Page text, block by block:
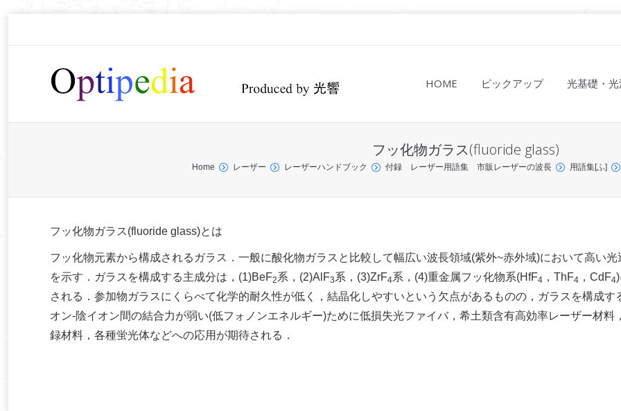
HOME ピックアップ 光基礎・
フッ化物ガラス(fluoride glass)
Home レーザー レーザーハンドブック 付録 レーザー用語集 市販レーザーの波長 用語集[ふ]
フッ化物ガラス(fluoride glass)とは
フッ化物元素から構成されるガラス．一般に酸化物ガラスと比較して幅広い波長領域(紫外~赤外域)において高い光
を示す．ガラスを構成する主成分は，(1)BeF2系，(2)AlF3系，(3)ZrF4系，(4)重金属フッ化物系(HfF4 ，ThF4 ，CdF4
される．参加物ガラスにくらべて化学的耐久性が低く，結晶化しやすいという欠点があるものの，ガラスを構成す
オン-陰イオン間の結合力が弱い(低フォノンエネルギー)ために低損失光ファイバ，希土類含有高効率レーザー材料
録材料，各種蛍光体などへの応用が期待される．